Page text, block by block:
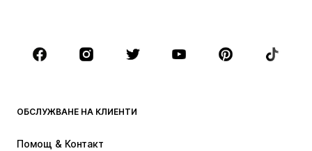
Аксесоари
Premium
НОВО
ОБСЛУЖВАНЕ НА КЛИЕНТИ
Помощ & Контакт